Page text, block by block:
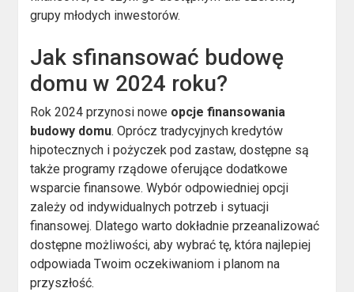
grupy młodych inwestorów.
Jak sfinansować budowę
domu w 2024 roku?
Rok 2024 przynosi nowe opcje finansowania
budowy domu. Oprócz tradycyjnych kredytów
hipotecznych i pożyczek pod zastaw, dostępne są
także programy rządowe oferujące dodatkowe
wsparcie finansowe. Wybór odpowiedniej opcji
zależy od indywidualnych potrzeb i sytuacji
finansowej. Dlatego warto dokładnie przeanalizować
dostępne możliwości, aby wybrać tę, która najlepiej
odpowiada Twoim oczekiwaniom i planom na
przyszłość.